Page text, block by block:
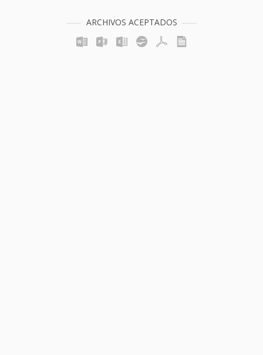
ARCHIVOS ACEPTADOS